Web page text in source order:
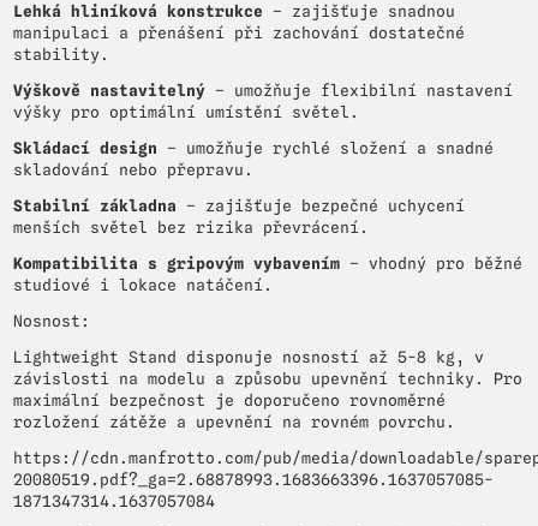
Lehká hliníková konstrukce – zajišťuje snadnou
manipulaci a přenášení při zachování dostatečné
stability.
Výškově nastavitelný – umožňuje flexibilní nastavení
výšky pro optimální umístění světel.
Skládací design – umožňuje rychlé složení a snadné
skladování nebo přepravu.
Stabilní základna – zajišťuje bezpečné uchycení
menších světel bez rizika převrácení.
Kompatibilita s gripovým vybavením – vhodný pro běžné
studiové i lokace natáčení.
Nosnost:
Lightweight Stand disponuje nosností až 5-8 kg, v
závislosti na modelu a způsobu upevnění techniky. Pro
maximální bezpečnost je doporučeno rovnoměrné
rozložení zátěže a upevnění na rovném povrchu.
https://cdn.manfrotto.com/pub/media/downloadable/
20080519.pdf?_ga=2.68878993.1683663396.1637057085-
1871347314.1637057084